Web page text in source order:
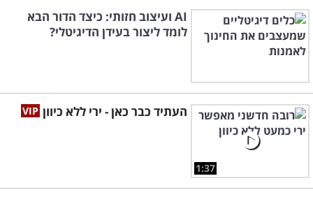
AI ועיצוב חזותי: כיצד הדור הבא
לומד ליצור בעידן הדיגיטלי?
1:37
העתיד כבר כאן - ירי ללא כיוון